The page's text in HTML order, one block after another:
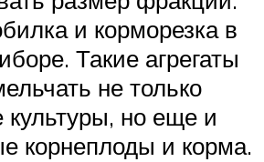
и корморезка в
Такие агрегаты
не только
культуры, но еще и
корнеплоды и корма.